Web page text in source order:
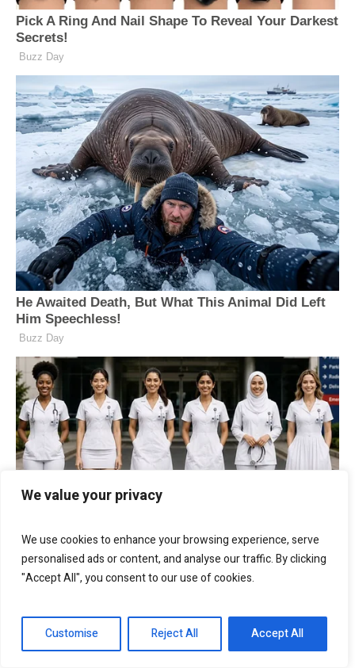
We value your privacy
We use cookies to enhance your browsing experience, serve
personalised ads or content, and analyse our traffic. By clicking
"Accept All", you consent to our use of cookies.
Customise Reject All Accept All